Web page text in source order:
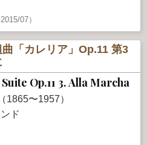
07）
「カレリア」Op.11 第3
Op.11 3. Alla Marcha
1865〜1957）
ド